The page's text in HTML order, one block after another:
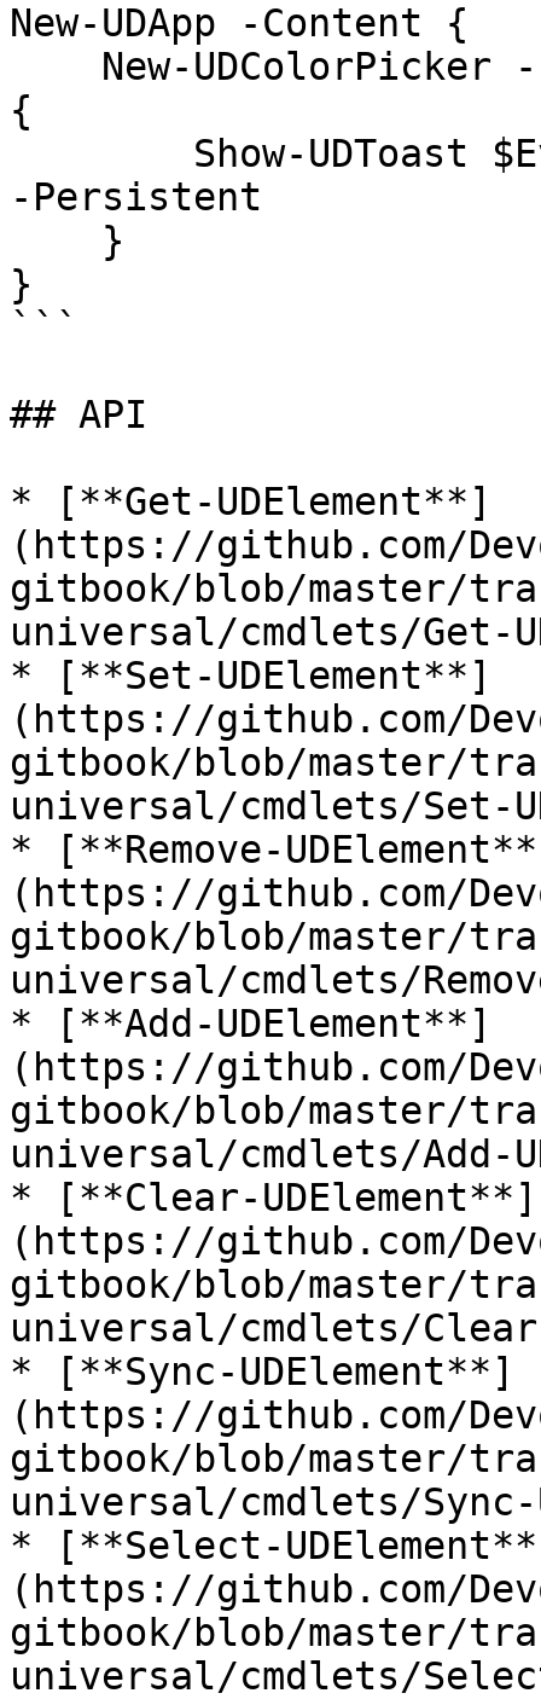
New-UDApp -Content {
{
-Persistent
}
```
## API
* [**Get-UDElement**]
(https://github.com/
gitbook/blob/master/
universal/cmdlets/Get-
* [**Set-UDElement**]
(https://github.com/
gitbook/blob/master/
universal/cmdlets/Set-
* [**Remove-
(https://github.com/
gitbook/blob/master/
universal/cmdlets/
* [**Add-UDElement**]
(https://github.com/
gitbook/blob/master/
universal/cmdlets/Add-
* [**Clear-UDElement**]
(https://github.com/
gitbook/blob/master/
universal/cmdlets/
* [**Sync-UDElement**]
(https://github.com/
gitbook/blob/master/
universal/cmdlets/
* [**Select-
(https://github.com/
gitbook/blob/master/
universal/cmdlets/